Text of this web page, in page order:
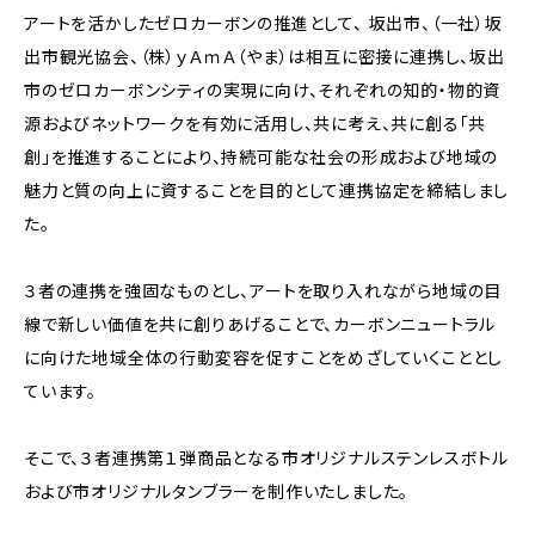
アートを活かしたゼロカーボンの推進として、 坂出市、（一社）坂
出市観光協会、（株）ｙＡｍＡ（やま）は相互に密接に連携し、坂出
市のゼロカーボンシティの実現に向け、それぞれの知的・物的資
源およびネットワークを有効に活用し、共に考え、共に創る「共
創」を推進することにより、持続可能な社会の形成および地域の
魅力と質の向上に資することを目的として連携協定を締結しまし
た。
３者の連携を強固なものとし、アートを取り入れながら地域の目
線で新しい価値を共に創りあげることで、カーボンニュートラル
に向けた地域全体の行動変容を促すことをめざしていくこととし
ています。
そこで、３者連携第１弾商品となる市オリジナルステンレスボトル
および市オリジナルタンブラーを制作いたしました。